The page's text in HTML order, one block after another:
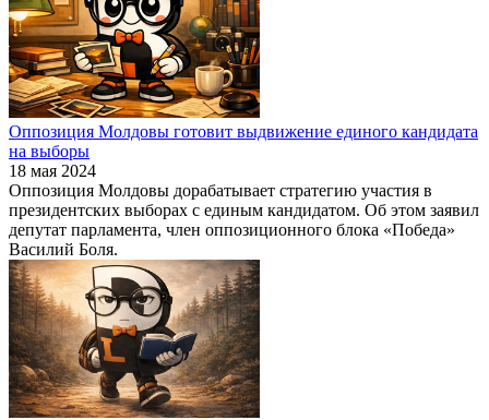
Оппозиция Молдовы готовит выдвижение единого кандидата
на выборы
18 мая 2024
Оппозиция Молдовы дорабатывает стратегию участия в
президентских выборах с единым кандидатом. Об этом заявил
депутат парламента, член оппозиционного блока «Победа»
Василий Боля.